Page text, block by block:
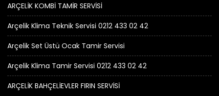
ARÇELİK KOMBİ TAMİR SERVİSİ
Arçelik Klima Teknik Servisi 0212 433 02 42
Arçelik Set Üstü Ocak Tamir Servisi
Arçelik Klima Tamir Servisi 0212 433 02 42
ARÇELİK BAHÇELİEVLER FIRIN SERVİSİ